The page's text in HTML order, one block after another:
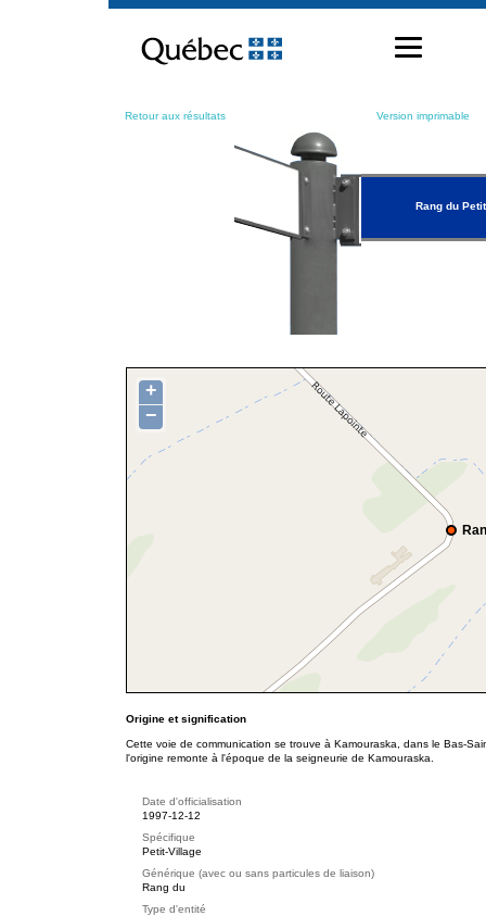
contenu
Retour aux résultats Version imprimable
Rang du
+
−
Origine et signification
Cette voie de communication se trouve à Kamouraska, dans le Bas-
l'origine remonte à l'époque de la seigneurie de Kamouraska.
Date d'officialisation
1997-12-12
Spécifique
Petit-Village
Générique (avec ou sans particules de liaison)
Rang du
Type d'entité